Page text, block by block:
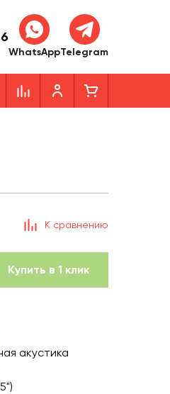
WhatsAppTelegram
К сравнению
Купить в 1 клик
акустика